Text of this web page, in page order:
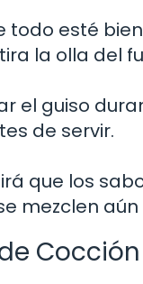
todo esté
la olla del
el guiso
de servir.
que los
mezclen aún
Cocción